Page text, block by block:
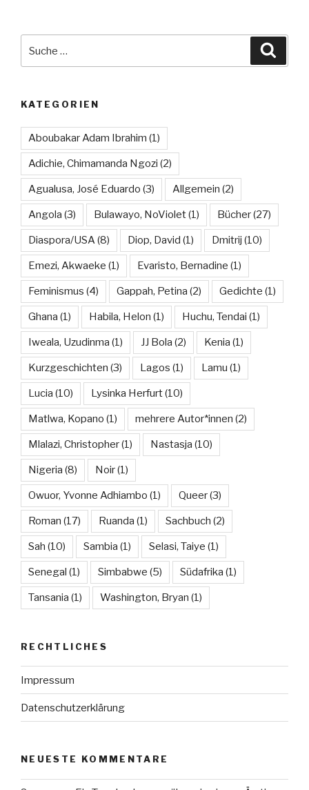
KATEGORIEN
Aboubakar Adam Ibrahim (1)
Adichie, Chimamanda Ngozi (2)
Agualusa, José Eduardo (3) Allgemein (2)
Angola (3) Bulawayo, NoViolet(1) Bücher(27)
Diaspora/USA (8) Diop, David (1) Dmitrij (10)
Emezi, Akwaeke (1) Evaristo, Bernadine (1)
Feminismus (4) Gappah, Petina (2) Gedichte (1)
Ghana (1) Habila, Helon (1) Huchu, Tendai (1)
Iweala, Uzudinma (1) JJ Bola (2) Kenia (1)
Kurzgeschichten (3) Lagos (1) Lamu (1)
Lucia (10) Lysinka Herfurt(10)
Matlwa, Kopano (1) mehrere Autor*innen (2)
Mlalazi, Christopher(1) Nastasja (10)
Nigeria (8) Noir(1)
Owuor, Yvonne Adhiambo (1) Queer(3)
Roman (17) Ruanda (1) Sachbuch (2)
Sah (10) Sambia (1) Selasi, Taiye (1)
Senegal (1) Simbabwe (5) Südafrika (1)
Tansania (1) Washington, Bryan (1)
RECHTLICHES
Impressum
Datenschutzerklärung
NEUESTE KOMMENTARE